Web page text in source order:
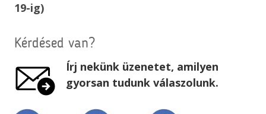
19-ig)
Kérdésed van?
Írj nekünk üzenetet, amilyen
gyorsan tudunk válaszolunk.